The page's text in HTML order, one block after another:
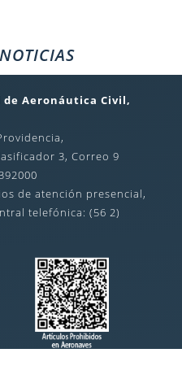
Aeronáutica Civil,
3, Correo 9
de atención presencial,
telefónica: (56 2)